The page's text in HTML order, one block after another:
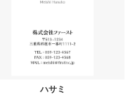
ハサミ